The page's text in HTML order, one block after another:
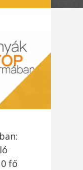
fő